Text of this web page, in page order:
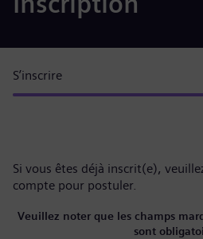
S’inscrire
Si vous êtes déjà inscrit(e),
compte pour postuler.
Veuillez noter que les champs
sont